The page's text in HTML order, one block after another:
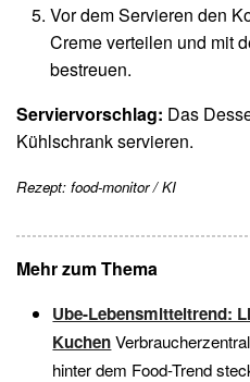
Vor dem Servieren den
Creme verteilen und mit
bestreuen.
Serviervorschlag: Das
Kühlschrank servieren.
Rezept: food-monitor / KI
Mehr zum Thema
Ube-Lebensmitteltrend:
Kuchen
hinter dem Food-Trend